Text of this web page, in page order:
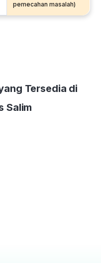
pemecahan masalah)
Tersedia di
Salim